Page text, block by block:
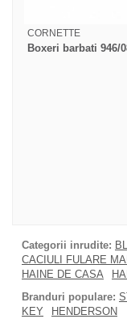
CORNETTE
Boxeri barbati 946/
Categorii inrudite:
CACIULI FULARE
HAINE DE CASA
Branduri populare:
KEY
HENDERSON